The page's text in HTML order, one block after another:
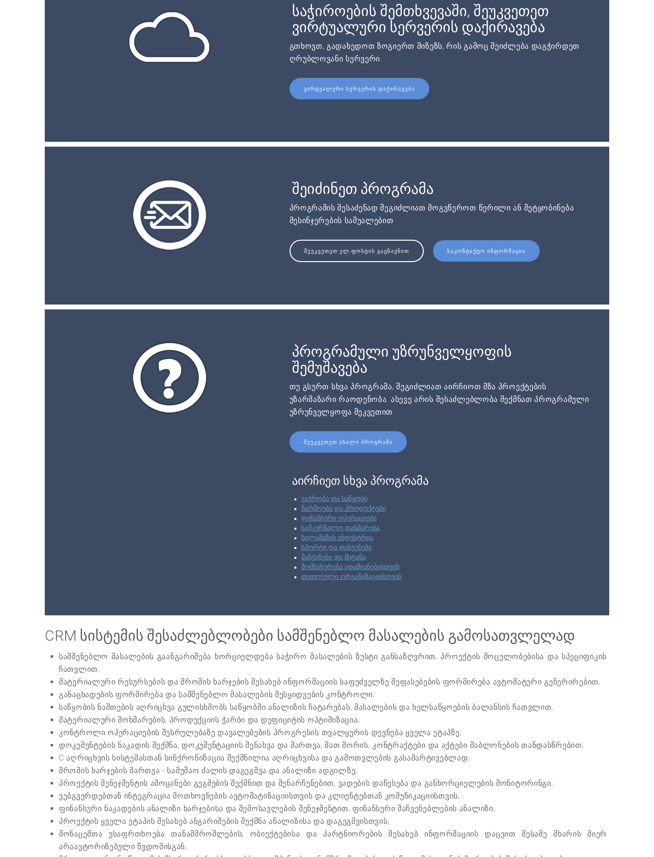
საჭიროების შემთხვევაში, შეუკვეთეთ
ვირტუალური სერვერის დაქირავება
გთხოვთ, გადახედოთ ზოგიერთ მიზეზს, რის გამოც შეიძლება დაგჭირდეთ
ღრუბლოვანი სერვერი.
ᲕᲘᲠᲢᲣᲐᲚᲣᲠᲘ ᲡᲔᲠᲕᲔᲠᲘᲡ ᲓᲐᲥᲘᲠᲐᲕᲔᲑᲐ
შეიძინეთ პროგრამა
პროგრამის შესაძენად შეგიძლიათ მოგვწეროთ წერილი ან შეტყობინება
მესინჯერების საშუალებით
ᲨᲔᲣᲙᲕᲔᲗᲔᲗ ᲔᲚ.ᲤᲝᲡᲢᲘᲡ ᲒᲐᲒᲖᲐᲕᲜᲘᲗ ᲡᲐᲙᲝᲜᲢᲐᲥᲢᲝ ᲘᲜᲤᲝᲠᲛᲐᲪᲘᲐ
პროგრამული უზრუნველყოფის
შემუშავება
თუ გსურთ სხვა პროგრამა, შეგიძლიათ აირჩიოთ მზა პროექტების
უზარმაზარი რაოდენობა. ასევე არის შესაძლებლობა შექმნათ პროგრამული
უზრუნველყოფა შეკვეთით.
ᲨᲔᲣᲙᲕᲔᲗᲔᲗ ᲐᲮᲐᲚᲘ ᲞᲠᲝᲒᲠᲐᲛᲐ
აირჩიეთ სხვა პროგრამა
ვაჭრობა და საწყობი
წარმოება და პროდუქტები
ფინანსური ოპერაციები
სამკურნალო დახმარება
სილამაზის ინდუსტრია
სპორტი და დასვენება
მანქანები და მიტანა
მომსახურება ადამიანებისთვის
თითოეული ორგანიზაციისთვის
CRM სისტემის შესაძლებლობები სამშენებლო მასალების გამოსათვლელად
სამშენებლო მასალების გაანგარიშება ხორციელდება საჭირო მასალების ზუსტი განსაზღვრით, პროექტის მოცულობებისა და სპეციფიკის
ჩათვლით;
მატერიალური რესურსების და შრომის ხარჯების შესახებ ინფორმაციის საფუძველზე შეფასებების ფორმირება ავტომატური გენერირებით;
განაცხადების ფორმირება და სამშენებლო მასალების შესყიდვების კონტროლი;
საწყობის ნაშთების აღრიცხვა გულისხმობს საწყობში ანალიზის ჩატარებას, მასალების და ხელსაწყოების ბალანსის ჩათვლით;
მატერიალური მოხმარების, პროდუქციის ჭარბი და დეფიციტის ოპტიმიზაცია;
კონტროლი ოპერაციების შესრულებაზე დავალებების პროგრესის თვალყურის დევნება ყველა ეტაპზე;
დოკუმენტების ნაკადის შექმნა, დოკუმენტაციის შენახვა და მართვა, მათ შორის, კონტრაქტები და აქტები შაბლონების თანდასწრებით;
C აღრიცხვის სისტემასთან სინქრონიზაცია შექმნილია აღრიცხვისა და გამოთვლების გასამარტივებლად;
შრომის ხარჯების მართვა - სამუშაო ძალის დაგეგმვა და ანალიზი ადგილზე;
პროექტის მენეჯმენტის ამოცანები გეგმების შექმნით და შენარჩუნებით, ვადების დაწესება და განხორციელების მონიტორინგი;
ვებგვერდებთან ინტეგრაცია მოთხოვნების ავტომატიზაციისთვის და კლიენტებთან კომუნიკაციისთვის;
ფინანსური ნაკადების ანალიზი ხარჯებისა და შემოსავლების მენეჯმენტით, ფინანსური მაჩვენებლების ანალიზი;
პროექტის ყველა ეტაპის შესახებ ანგარიშების შექმნა ანალიზისა და დაგეგმვისთვის;
მონაცემთა უსაფრთხოება თანამშრომლების, ობიექტებისა და პარტნიორების შესახებ ინფორმაციის დაცვით მესამე მხარის მიერ
არაავტორიზებული წვდომისგან;